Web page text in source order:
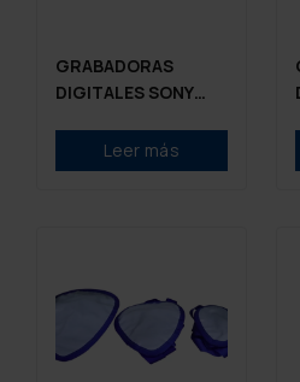
GRABADORAS
DIGITALES SONY
Leer más